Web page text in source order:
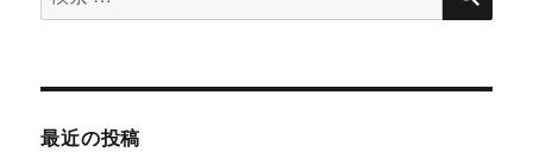
索
象:
最近の投稿